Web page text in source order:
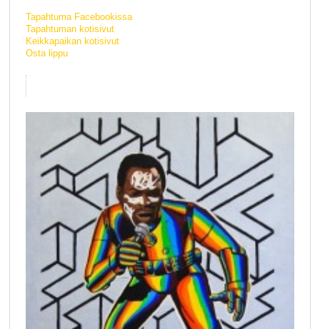
Tapahtuma Facebookissa
Tapahtuman kotisivut
Keikkapaikan kotisivut
Osta lippu